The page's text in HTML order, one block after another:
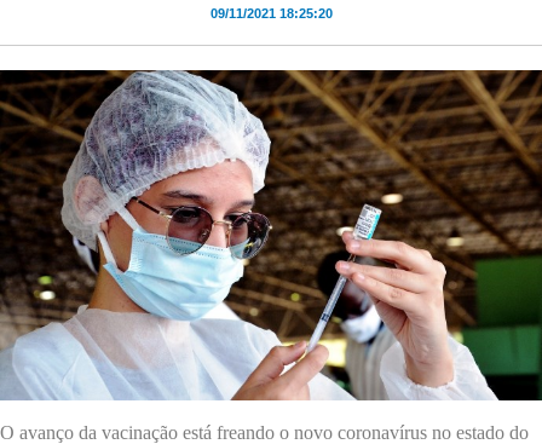
09/11/2021 18:25:20
O avanço da vacinação está freando o novo coronavírus no estado do